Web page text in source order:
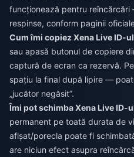
funcționează pentru
respinse, conform paginii
Cum îmi copiez Xena Live ID-
sau apasă butonul de copiere
captură de ecran ca rezervă.
spațiu la final după lipire —
„jucător negăsit”.
Îmi pot schimba Xena Live ID-
permanent pe toată durata de
afișat/porecla poate fi
are niciun efect asupra